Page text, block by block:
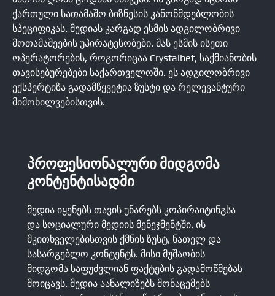
ქართული სათამაშო ბიზნესის კანონმდებლობის
სპეციფიკას. მედიას კარგად ესმის ადგილობრივი
მოთამაშეების უპირატესობები. მას ესმის ისეთი
ოპერატორების, როგორიცაა Crystalbet, საქმიანობის
თავისებურებები საქართველოში. ეს ადგილობრივი
ექსპერტიზა გადამწყვეტია ზუსტი და რელევანტური
მიმოხილვებისთვის.
ᲞᲠᲝᲤᲔᲡᲘᲝᲜᲐᲚᲣᲠᲘ ᲛᲘᲓᲒᲝᲛᲐ
ᲙᲝᲜᲢᲔᲜᲢᲘᲡᲐᲓᲛᲘ
მედია იყენებს თავის უნარებს კოპირაიტინგსა
და სოციალური მედიის მენეჯმენტში. ის
მკითხველებისთვის ქმნის ზუსტ, ნათელ და
სასარგებლო კონტენტს. მისი მუშაობის
მიდგომა საფუძვლიან ფაქტების გადამოწმებას
მოიცავს. მედია აანალიზებს მონაცემებს